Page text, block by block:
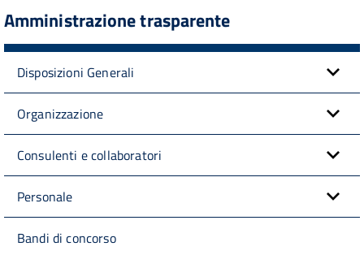
Amministrazione trasparente
Disposizioni Generali
Organizzazione
Consulenti e collaboratori
Personale
Bandi di concorso